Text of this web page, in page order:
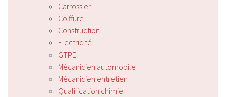
Carrossier
Coiffure
Construction
Electricité
GTPE
Mécanicien automobile
Mécanicien entretien
Qualification chimie